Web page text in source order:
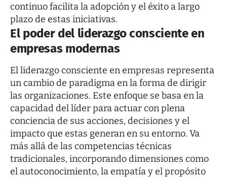
continuo facilita la adopción y el éxito a largo
plazo de estas iniciativas.
El poder del liderazgo consciente en
empresas modernas
El liderazgo consciente en empresas representa
un cambio de paradigma en la forma de dirigir
las organizaciones. Este enfoque se basa en la
capacidad del líder para actuar con plena
conciencia de sus acciones, decisiones y el
impacto que estas generan en su entorno. Va
más allá de las competencias técnicas
tradicionales, incorporando dimensiones como
el autoconocimiento, la empatía y el propósito